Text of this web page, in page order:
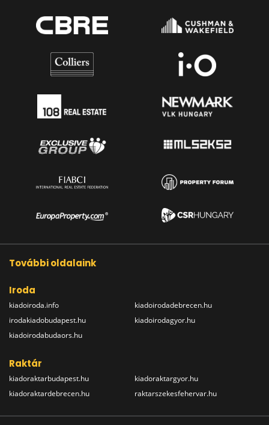
További oldalaink
Iroda
kiadoiroda.info
irodakiadobudapest.hu
kiadoirodabudaors.hu
kiadoirodadebrecen.hu
kiadoirodagyor.hu
Raktár
kiadoraktarbudapest.hu
kiadoraktardebrecen.hu
kiadoraktargyor.hu
raktarszekesfehervar.hu